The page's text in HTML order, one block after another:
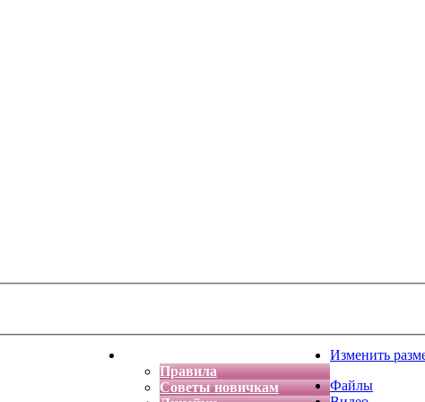
Детская фантазия
Правила
Советы новичкам
Изменить
Файлы